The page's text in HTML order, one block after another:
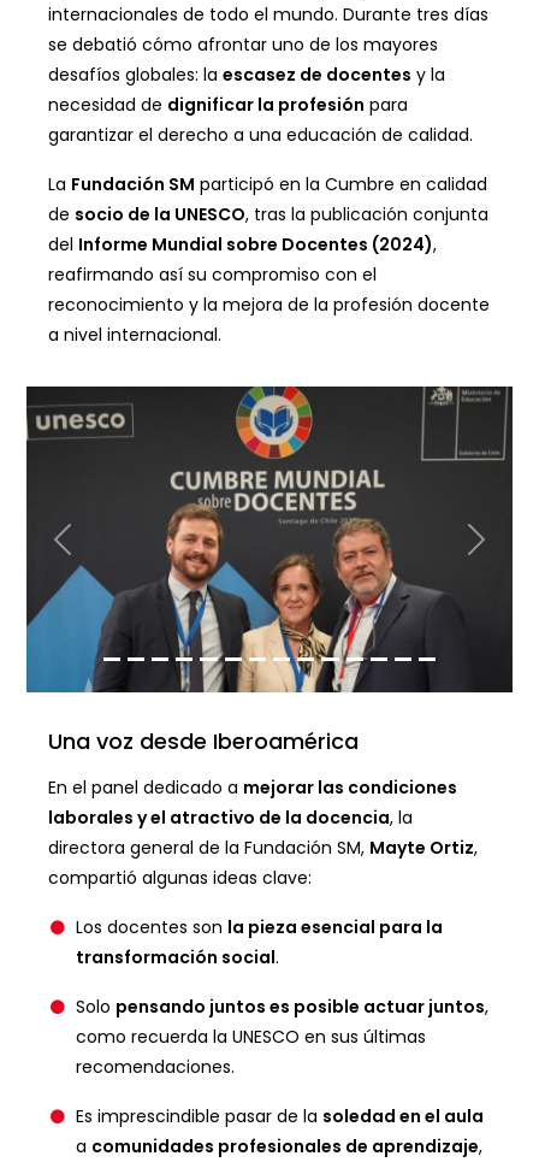
internacionales de todo el mundo. Durante tres días
se debatió cómo afrontar uno de los mayores
desafíos globales: la escasez de docentes y la
necesidad de dignificar la profesión para
garantizar el derecho a una educación de calidad.
La Fundación SM participó en la Cumbre en calidad
de socio de la UNESCO, tras la publicación conjunta
del Informe Mundial sobre Docentes (2024),
reafirmando así su compromiso con el
reconocimiento y la mejora de la profesión docente
a nivel internacional.
Anterior
Una voz desde Iberoamérica
En el panel dedicado a mejorar las condiciones
laborales y el atractivo de la docencia, la
directora general de la Fundación SM, Mayte Ortiz,
compartió algunas ideas clave:
Los docentes son la pieza esencial para la
transformación social.
Solo pensando juntos es posible actuar juntos,
como recuerda la UNESCO en sus últimas
recomendaciones.
Es imprescindible pasar de la soledad en el aula
a comunidades profesionales de aprendizaje,